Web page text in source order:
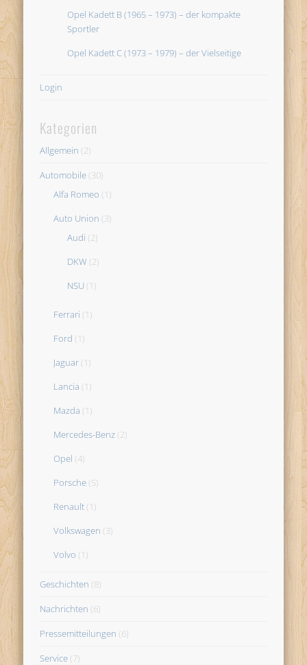
Opel Kadett B (1965 – 1973) – der kompakte
Sportler
Opel Kadett C (1973 – 1979) – der Vielseitige
Login
Kategorien
Allgemein (2)
Automobile (30)
Alfa Romeo (1)
Auto Union (3)
Audi (2)
DKW (2)
NSU (1)
Ferrari (1)
Ford (1)
Jaguar (1)
Lancia (1)
Mazda (1)
Mercedes-Benz (2)
Opel (4)
Porsche (5)
Renault (1)
Volkswagen (3)
Volvo (1)
Geschichten (8)
Nachrichten (6)
Pressemitteilungen (6)
Service (7)